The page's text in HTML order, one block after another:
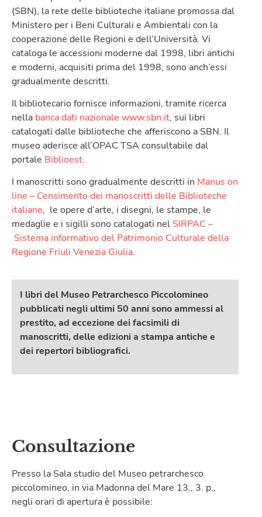
(SBN), la rete delle biblioteche italiane promossa dal
Ministero per i Beni Culturali e Ambientali con la
cooperazione delle Regioni e dell’Università. Vi
cataloga le accessioni moderne dal 1998, libri antichi
e moderni, acquisiti prima del 1998, sono anch’essi
gradualmente descritti.
Il bibliotecario fornisce informazioni, tramite ricerca
nella banca dati nazionale www.sbn.it, sui libri
catalogati dalle biblioteche che afferiscono a SBN. Il
museo aderisce all’OPAC TSA consultabile dal
portale Biblioest.
I manoscritti sono gradualmente descritti in Manus on
line – Censimento dei manoscritti delle Biblioteche
italiane, le opere d’arte, i disegni, le stampe, le
medaglie e i sigilli sono catalogati nel SIRPAC –
Sistema informativo del Patrimonio Culturale della
Regione Friuli Venezia Giulia.
I libri del Museo Petrarchesco Piccolomineo
pubblicati negli ultimi 50 annisono ammessi al
prestito, ad eccezione dei facsimili di
manoscritti, delle edizioni a stampa antiche e
dei repertori bibliografici.
Consultazione
Presso la Sala studio del Museo petrarchesco
piccolomineo, in via Madonna del Mare 13., 3. p.,
negli orari di apertura è possibile: